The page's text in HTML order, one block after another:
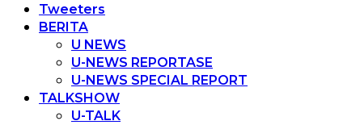
Tweeters
BERITA
U NEWS
U-NEWS REPORTASE
U-NEWS SPECIAL REPORT
TALKSHOW
U-TALK